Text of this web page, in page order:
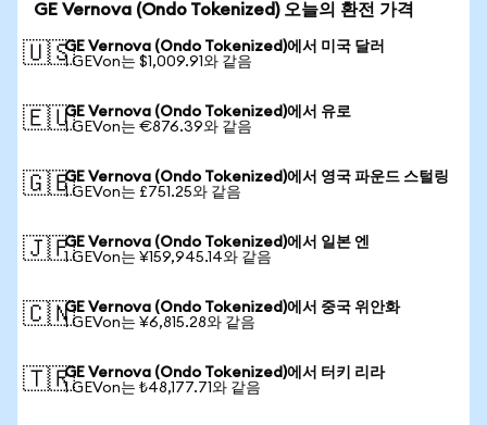
GE Vernova (Ondo Tokenized) 오늘의 환전 가격
🇺🇸GE Vernova (Ondo Tokenized)에서 미국 달러
1 GEVon는 $1,009.91와 같음
🇪🇺GE Vernova (Ondo Tokenized)에서 유로
1 GEVon는 €876.39와 같음
🇬🇧GE Vernova (Ondo Tokenized)에서 영국 파운드 스털링
1 GEVon는 £751.25와 같음
🇯🇵GE Vernova (Ondo Tokenized)에서 일본 엔
1 GEVon는 ¥159,945.14와 같음
🇨🇳GE Vernova (Ondo Tokenized)에서 중국 위안화
1 GEVon는 ¥6,815.28와 같음
🇹🇷GE Vernova (Ondo Tokenized)에서 터키 리라
1 GEVon는 ₺48,177.71와 같음